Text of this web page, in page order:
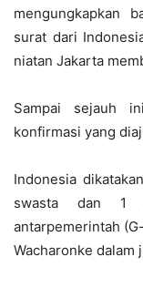
mengungkapkan
surat dari
niatan Jakarta
Sampai sejauh
konfirmasi yang
Indonesia
swasta dan 1
antarpemerintah
Wacharonke dalam